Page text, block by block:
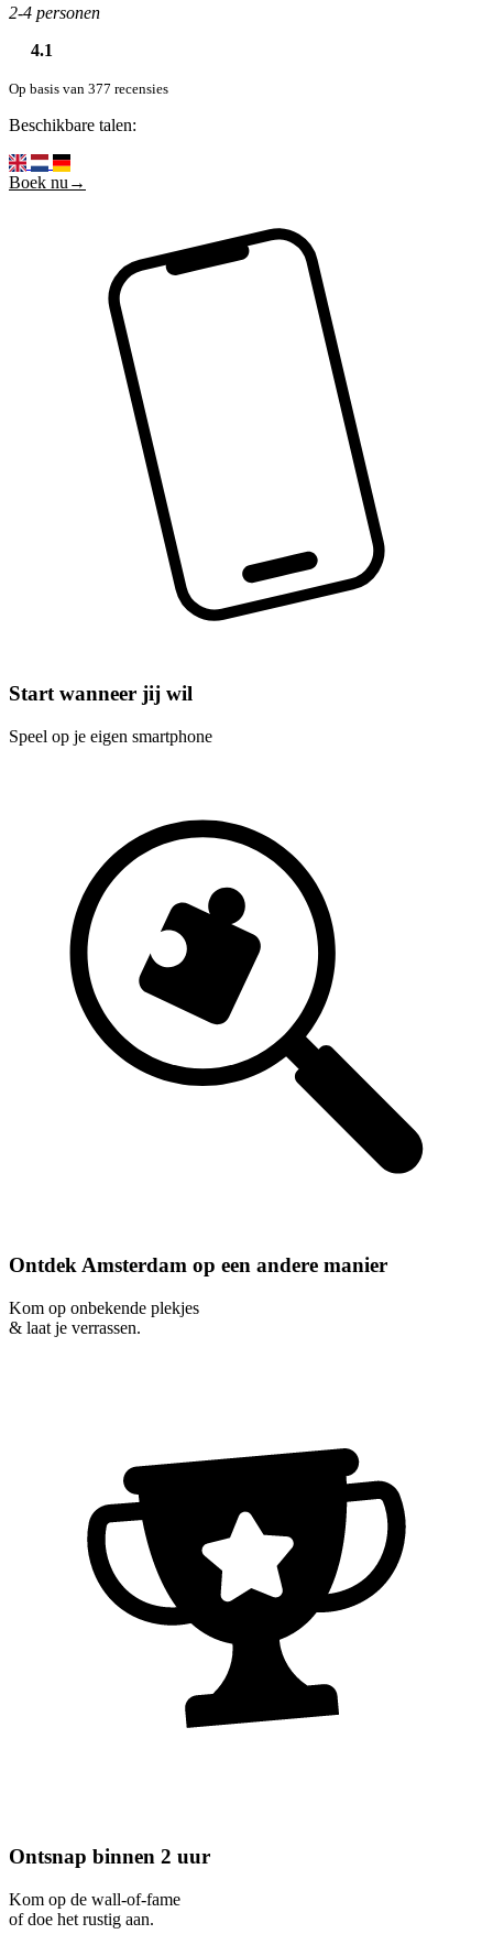
2-4 personen
4.1
Op basis van 377 recensies
Beschikbare talen:
Boek nu→
Start wanneer jij wil
Speel op je eigen smartphone
Ontdek Amsterdam op een andere manier
Kom op onbekende plekjes
& laat je verrassen.
Ontsnap binnen 2 uur
Kom op de wall-of-fame
of doe het rustig aan.